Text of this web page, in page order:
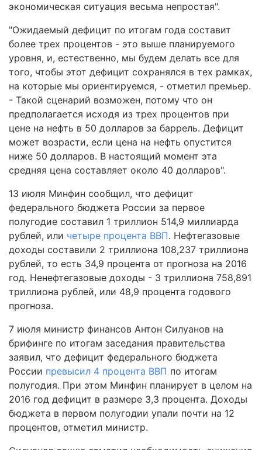
экономическая ситуация весьма непростая".
"Ожидаемый дефицит по итогам года составит
более трех процентов - это выше планируемого
уровня, и, естественно, мы будем делать все для
того, чтобы этот дефицит сохранялся в тех рамках,
на которые мы ориентируемся, - отметил премьер.
- Такой сценарий возможен, потому что он
предполагается исходя из трех процентов при
цене на нефть в 50 долларов за баррель. Дефицит
может возрасти, если цена на нефть опустится
ниже 50 долларов. В настоящий момент эта
средняя цена составляет около 40 долларов".
13 июля Минфин сообщил, что дефицит
федерального бюджета России за первое
полугодие составил 1 триллион 514,9 миллиарда
рублей, или четыре процента ВВП. Нефтегазовые
доходы составили 2 триллиона 108,237 триллиона
рублей, то есть 34,9 процента от прогноза на 2016
год. Ненефтегазовые доходы - 3 триллиона 758,891
триллиона рублей, или 48,9 процента годового
прогноза.
7 июля министр финансов Антон Силуанов на
брифинге по итогам заседания правительства
заявил, что дефицит федерального бюджета
России превысил 4 процента ВВП по итогам
полугодия. При этом Минфин планирует в целом на
2016 год дефицит в размере 3,3 процента. Доходы
бюджета в первом полугодии упали почти на 12
процентов, отметил министр.